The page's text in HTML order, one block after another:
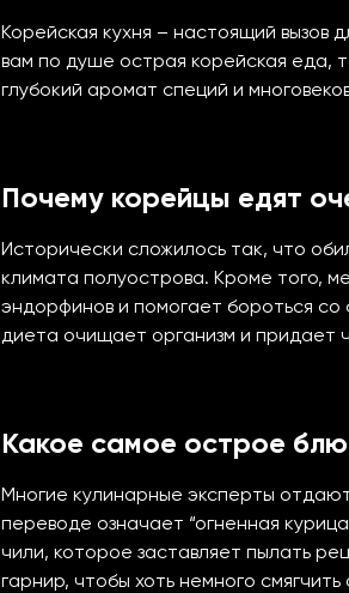
Корейская кухня – настоящий вызов
вам по душе острая корейская еда,
глубокий аромат специй и
Почему корейцы едят
Исторически сложилось так, что
климата полуострова. Кроме того,
эндорфинов и помогает бороться
диета очищает организм и придает
Какое самое острое
Многие кулинарные эксперты
переводе означает “огненная
чили, которое заставляет пылать
гарнир, чтобы хоть немного